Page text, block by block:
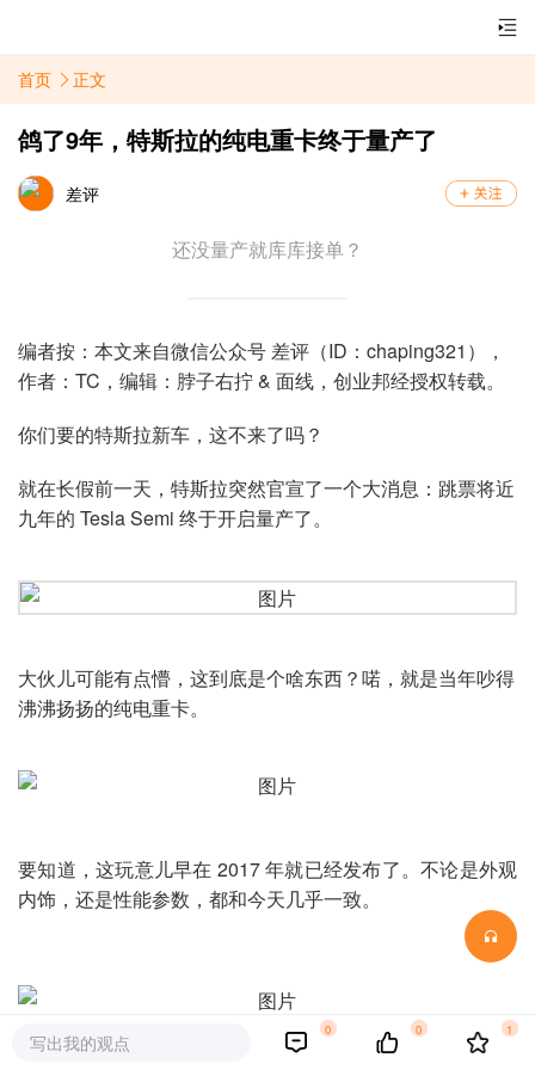
首页 正文
鸽了9年，特斯拉的纯电重卡终于量产了
差评
还没量产就库库接单？
编者按：本文来自微信公众号 差评（ID：chaping321），
作者： TC， 编辑：脖子右拧 & 面线 ，创业邦经授权转载。
你们要的特斯拉新车，这不来了吗？
就在长假前一天，特斯拉突然官宣了一个大消息：跳票将近
九年的 Tesla Semi 终于开启量产了。
大伙儿可能有点懵，这到底是个啥东西？喏，就是当年吵得
沸沸扬扬的纯电重卡。
要知道，这玩意儿早在 2017 年就已经发布了。不论是外观
内饰，还是性能参数，都和今天几乎一致。
写出我的观点
0 0 1